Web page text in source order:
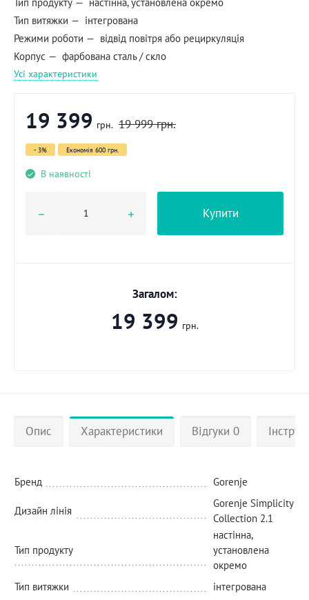
Тип витяжки
інтегрована
Режими роботи
відвід повітря або рециркуляція
Корпус
фарбована сталь / скло
Усі характеристики
19 399 грн. 19 999 грн.
- 3% Економія 600 грн.
В наявності
Купити
Загалом:
19 399 грн.
Опис Характеристики Відгуки 0
Бренд Gorenje
Дизайн лінія
Gorenje Simplicity
Collection 2.1
Тип продукту
настінна,
установлена
окремо
Тип витяжки
інтегрована